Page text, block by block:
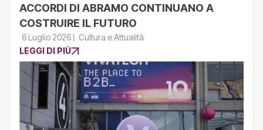
ACCORDI DI ABRAMO CONTINUANO A
COSTRUIRE IL FUTURO
6 Luglio 2026
Cultura e Attualità
LEGGI DI PIÙ